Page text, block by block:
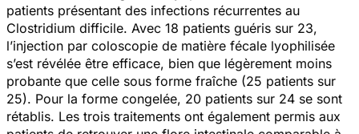
patients présentant des infections récurrentes au
Clostridium difficile. Avec 18 patients guéris sur 23,
l’injection par coloscopie de matière fécale lyophilisée
s’est révélée être efficace, bien que légèrement moins
probante que celle sous forme fraîche (25 patients sur
25). Pour la forme congelée, 20 patients sur 24 se sont
rétablis. Les trois traitements ont également permis aux